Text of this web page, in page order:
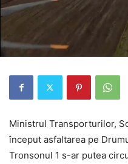
Ministrul Transporturilor,
început asfaltarea pe
Tronsonul 1 s-ar putea